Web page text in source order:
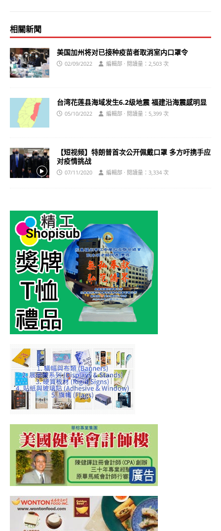
相關新聞
美国加州将对已接种疫苗者取消室内口罩令
02/09/2022 編輯部 · 閱讀量：2,503 次
台湾花莲县海域发生6.2级地震 福建沿海震感明显
05/10/2022 編輯部 · 閱讀量：5,399 次
【短视频】特朗普首次公开佩戴口罩 多方吁携手应
对疫情挑战
07/11/2020 編輯部 · 閱讀量：3,334 次